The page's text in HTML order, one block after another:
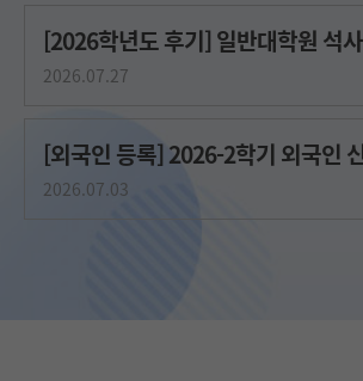
[2026학년도 후기] 일반대학원 석
2026.07.27
2026.07.03